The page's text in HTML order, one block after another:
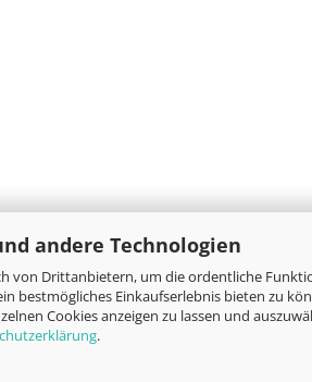
andere Technologien
von Drittanbietern, um die ordentliche
bestmögliches Einkaufserlebnis bieten zu
Cookies anzeigen zu lassen und
.
Online-Shopby